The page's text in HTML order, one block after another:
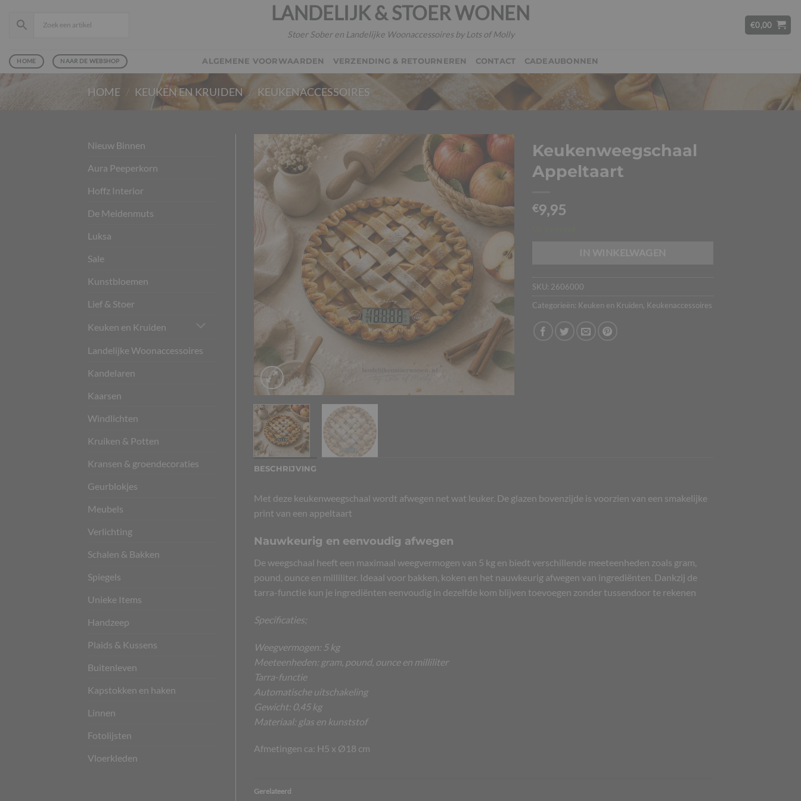
naar
LANDELIJK & STOER WONEN
Stoer Sober en Landelijke Woonaccessoires by Lots of Molly
€0,00
HOME NAAR DE WEBSHOP ALGEMENE VOORWAARDEN VERZENDING & RETOURNEREN CONTACT CADEAUBONNEN
HOME KEUKEN EN KRUIDEN / KEUKENACCESSOIRES
Nieuw Binnen
Aura Peeperkorn
Hoffz Interior
De Meidenmuts
Luksa
Sale
Kunstbloemen
Lief & Stoer
Keuken en Kruiden
Landelijke Woonaccessoires
Kandelaren
Kaarsen
Windlichten
Kruiken & Potten
Kransen & groendecoraties
Geurblokjes
Meubels
Verlichting
Schalen & Bakken
Spiegels
Unieke Items
Handzeep
Plaids & Kussens
Buitenleven
Kapstokken en haken
Linnen
Fotolijsten
Vloerkleden
Keukenweegschaal
Appeltaart
€9,95
SKU: 2606000
Categorieën: Keuken en Kruiden, Keukenaccessoires
BESCHRIJVING
Met deze keukenweegschaal wordt afwegen net wat leuker. De glazen bovenzijde is voorzien van een smakelijke
print van een appeltaart
Nauwkeurig en eenvoudig afwegen
De weegschaal heeft een maximaal weegvermogen van 5 kg en biedt verschillende meeteenheden zoals gram,
pound, ounce en milliliter. Ideaal voor bakken, koken en het nauwkeurig afwegen van ingrediënten. Dankzij de
tarra-functie kun je ingrediënten eenvoudig in dezelfde kom blijven toevoegen zonder tussendoor te rekenen
Specificaties;
Weegvermogen: 5 kg
Meeteenheden: gram, pound, ounce en milliliter
Tarra-functie
Automatische uitschakeling
Gewicht: 0,45 kg
Materiaal: glas en kunststof
Afmetingen ca: H5 x Ø18 cm
Gerelateerd